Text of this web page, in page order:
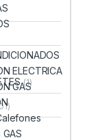
ELECTRICA
GAS
GAS
(1)